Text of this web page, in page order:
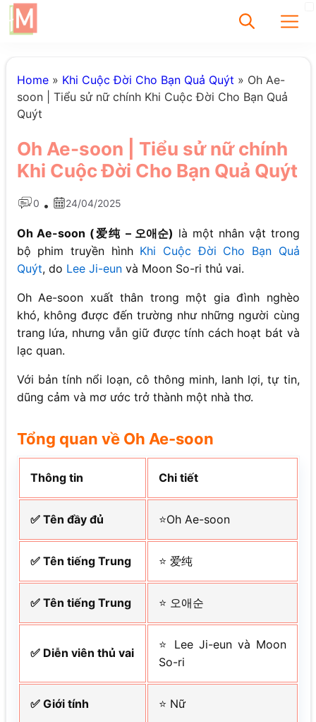
Chưa có bài viết
được tìm thấy
Home» Khi Cuộc Đời Cho Bạn Quả Quýt » Oh Ae-
soon | Tiểu sử nữ chính Khi Cuộc Đời Cho Bạn Quả
Quýt
Oh Ae-soon | Tiểu sử nữ chính
Khi Cuộc Đời Cho Bạn Quả Quýt
0 • 24/04/2025
Oh Ae-soon (爱纯 – 오애순) là một nhân vật trong
bộ phim truyền hình Khi Cuộc Đời Cho Bạn Quả
Quýt, do Lee Ji-eunvà Moon So-ri thủ vai.
Oh Ae-soon xuất thân trong một gia đình nghèo
khó, không được đến trường như những người cùng
trang lứa, nhưng vẫn giữ được tính cách hoạt bát và
lạc quan.
Với bản tính nổi loạn, cô thông minh, lanh lợi, tự tin,
dũng cảm và mơ ước trở thành một nhà thơ.
Tổng quan về Oh Ae-soon
Thông tin Chi tiết
✅ Tên đầy đủ ⭐Oh Ae-soon
✅ Tên tiếng Trung ⭐ 爱纯
✅ Tên tiếng Trung ⭐ 오애순
✅ Diễn viên thủ vai
⭐ Lee Ji-eun và Moon
So-ri
✅ Giới tính ⭐ Nữ